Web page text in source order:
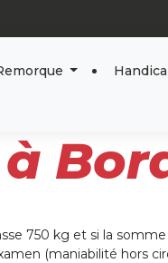
750 kg et si la
(maniabilité hors